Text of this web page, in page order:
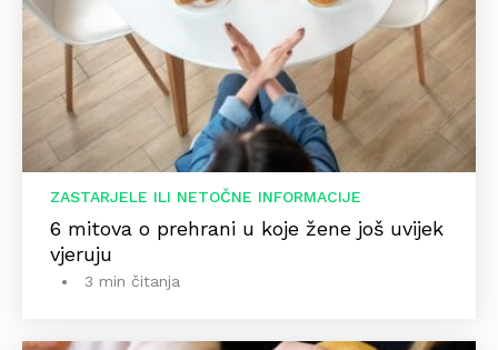
ZASTARJELE ILI NETOČNE INFORMACIJE
6 mitova o prehrani u koje žene još uvijek
vjeruju
3 min čitanja